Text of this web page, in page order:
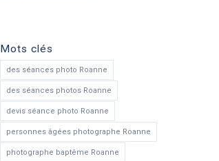
Mots clés
des séances photo Roanne
des séances photos Roanne
devis séance photo Roanne
personnes âgées photographe Roanne
photographe baptême Roanne